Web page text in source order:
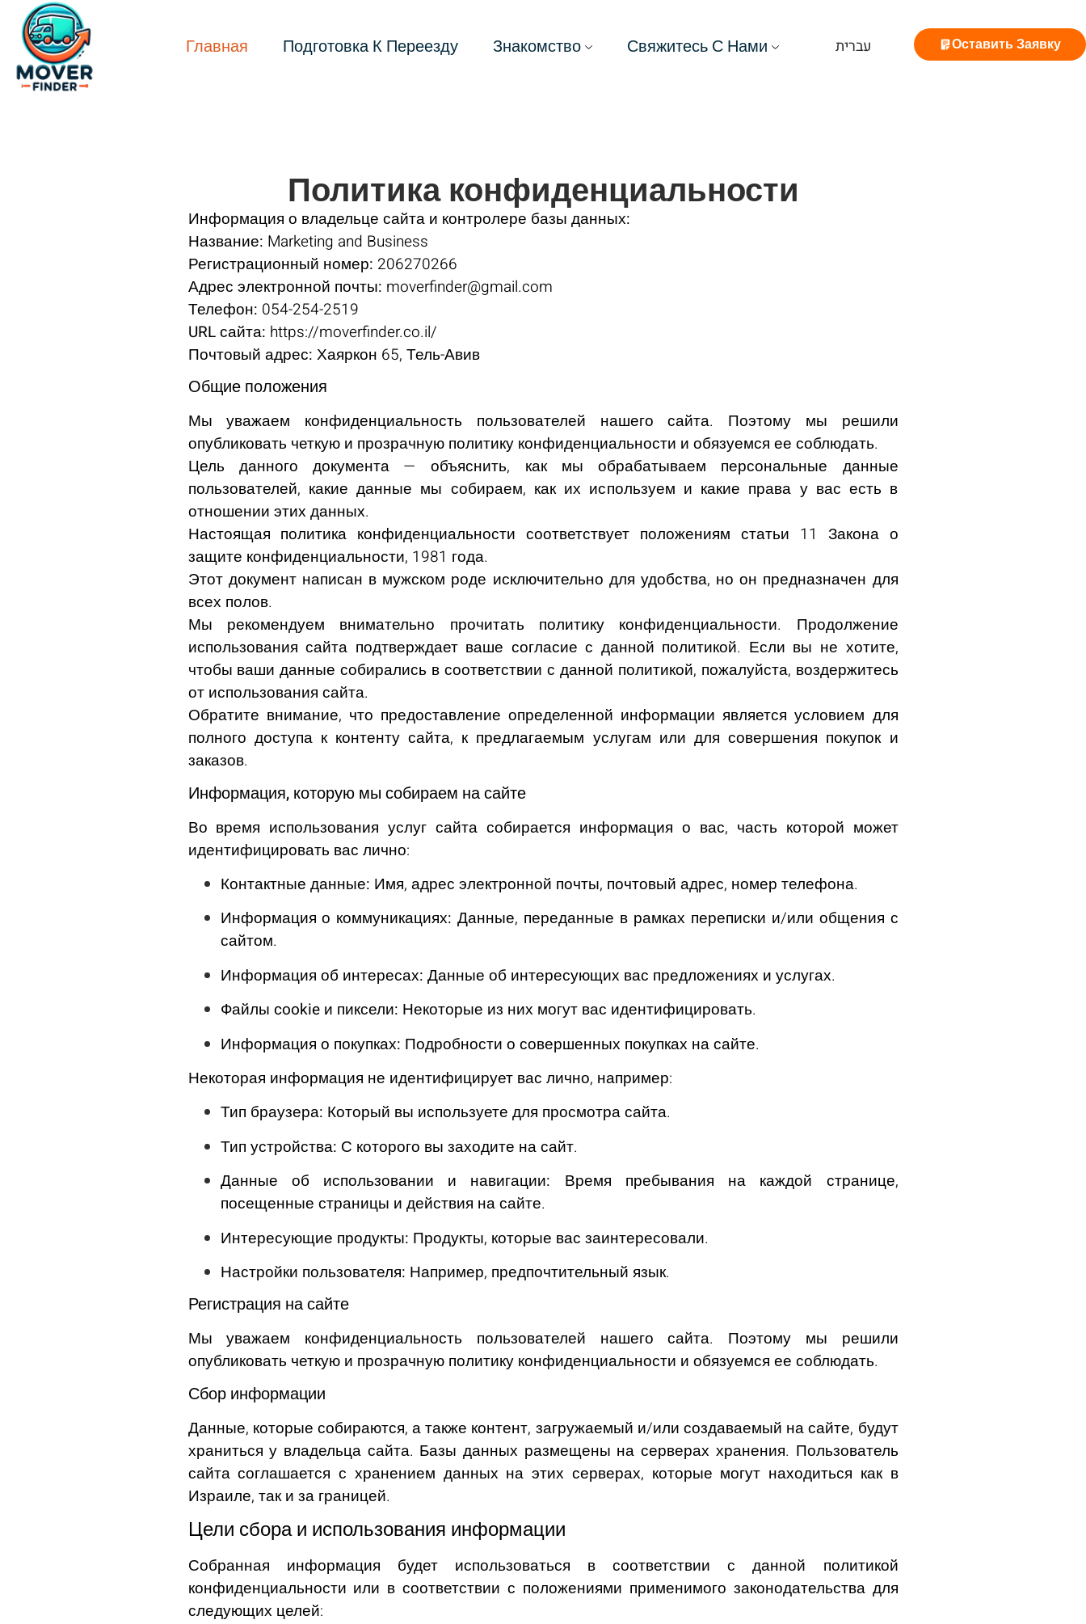
Главная Подготовка К Переезду Знакомство Свяжитесь С Нами עברית Оставить Заявку
Политика конфиденциальности
Информация о владельце сайта и контролере базы данных:
Название: Marketing and Business
Регистрационный номер: 206270266
Адрес электронной почты: moverfinder@gmail.com
Телефон: 054-254-2519
URL сайта: https://moverfinder.co.il/
Почтовый адрес: Хаяркон 65, Тель-Авив
Общие положения
Мы уважаем конфиденциальность пользователей нашего сайта. Поэтому мы решили
опубликовать четкую и прозрачную политику конфиденциальности и обязуемся ее соблюдать.
Цель данного документа — объяснить, как мы обрабатываем персональные данные
пользователей, какие данные мы собираем, как их используем и какие права у вас есть в
отношении этих данных.
Настоящая политика конфиденциальности соответствует положениям статьи 11 Закона о
защите конфиденциальности, 1981 года.
Этот документ написан в мужском роде исключительно для удобства, но он предназначен для
всех полов.
Мы рекомендуем внимательно прочитать политику конфиденциальности. Продолжение
использования сайта подтверждает ваше согласие с данной политикой. Если вы не хотите,
чтобы ваши данные собирались в соответствии с данной политикой, пожалуйста, воздержитесь
от использования сайта.
Обратите внимание, что предоставление определенной информации является условием для
полного доступа к контенту сайта, к предлагаемым услугам или для совершения покупок и
заказов.
Информация, которую мы собираем на сайте
Во время использования услуг сайта собирается информация о вас, часть которой может
идентифицировать вас лично:
Контактные данные: Имя, адрес электронной почты, почтовый адрес, номер телефона.
Информация о коммуникациях: Данные, переданные в рамках переписки и/или общения с
сайтом.
Информация об интересах: Данные об интересующих вас предложениях и услугах.
Файлы cookie и пиксели: Некоторые из них могут вас идентифицировать.
Информация о покупках: Подробности о совершенных покупках на сайте.
Некоторая информация не идентифицирует вас лично, например:
Тип браузера: Который вы используете для просмотра сайта.
Тип устройства: С которого вы заходите на сайт.
Данные об использовании и навигации: Время пребывания на каждой странице,
посещенные страницы и действия на сайте.
Интересующие продукты: Продукты, которые вас заинтересовали.
Настройки пользователя: Например, предпочтительный язык.
Регистрация на сайте
Мы уважаем конфиденциальность пользователей нашего сайта. Поэтому мы решили
опубликовать четкую и прозрачную политику конфиденциальности и обязуемся ее соблюдать.
Сбор информации
Данные, которые собираются, а также контент, загружаемый и/или создаваемый на сайте, будут
храниться у владельца сайта. Базы данных размещены на серверах хранения. Пользователь
сайта соглашается с хранением данных на этих серверах, которые могут находиться как в
Израиле, так и за границей.
Цели сбора и использования информации
Собранная информация будет использоваться в соответствии с данной политикой
конфиденциальности или в соответствии с положениями применимого законодательства для
следующих целей: